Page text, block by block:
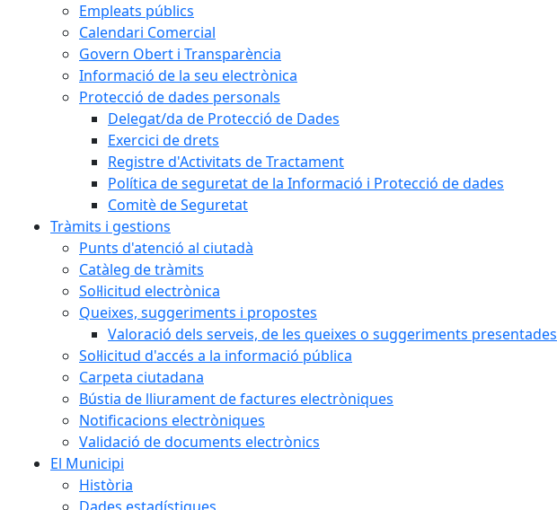
Empleats públics
Calendari Comercial
Govern Obert i Transparència
Informació de la seu electrònica
Protecció de dades personals
Delegat/da de Protecció de Dades
Exercici de drets
Registre d'Activitats de Tractament
Política de seguretat de la Informació i Protecció de dades
Comitè de Seguretat
Tràmits i gestions
Punts d'atenció al ciutadà
Catàleg de tràmits
Sol·licitud electrònica
Queixes, suggeriments i propostes
Valoració dels serveis, de les queixes o suggeriments presentades
Sol·licitud d'accés a la informació pública
Carpeta ciutadana
Bústia de lliurament de factures electròniques
Notificacions electròniques
Validació de documents electrònics
El Municipi
Història